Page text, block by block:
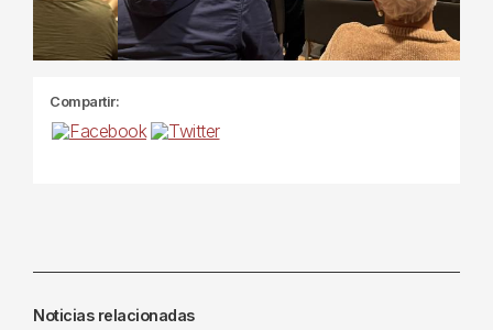
Compartir:
Noticias relacionadas